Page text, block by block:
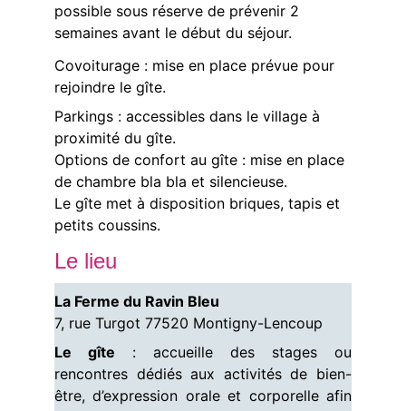
Le lieu
possible sous réserve de prévenir 2
semaines avant le début du séjour.
Covoiturage : mise en place prévue pour
rejoindre le gîte.
Parkings : accessibles dans le village à
proximité du gîte.
Options de confort au gîte : mise en place
de chambre bla bla et silencieuse.
Le gîte met à disposition briques, tapis et
petits coussins.
La Ferme du Ravin Bleu
7, rue Turgot 77520 Montigny-Lencoup
Le gîte : accueille des stages ou
rencontres dédiés aux activités de bien-
être, d’expression orale et corporelle afin